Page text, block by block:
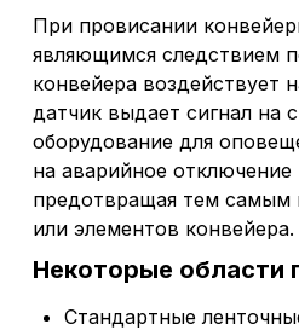
При провисании
являющимся следствием
конвейера воздействует
датчик выдает сигнал на
оборудование для
на аварийное отключение
предотвращая тем самым
или элементов конвейера.
Некоторые области
Стандартные